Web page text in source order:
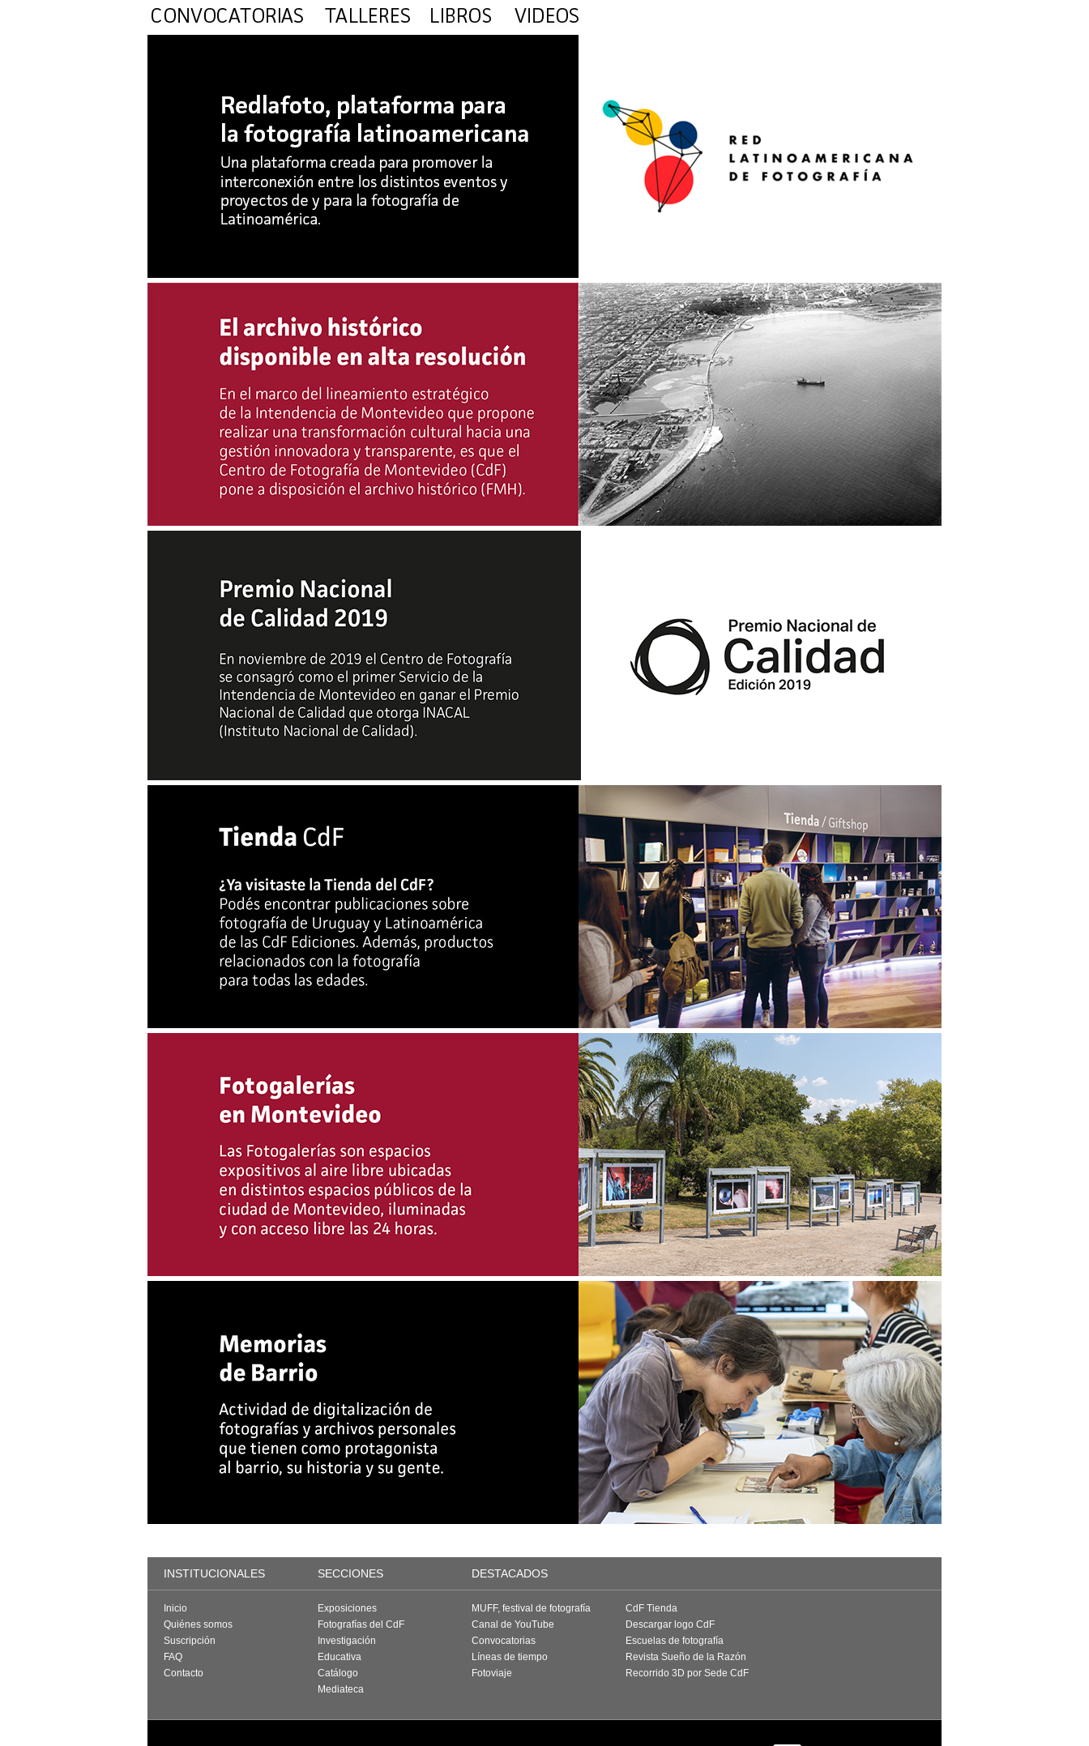
INSTITUCIONALES SECCIONES DESTACADOS
Inicio
Quiénes somos
Suscripción
FAQ
Contacto
Exposiciones
Fotografías del CdF
Investigación
Educativa
Catálogo
Mediateca
MUFF, festival de fotografía
Canal de YouTube
Convocatorias
Líneas de tiempo
Fotoviaje
CdF Tienda
Descargar logo CdF
Escuelas de fotografía
Revista Sueño de la Razón
Recorrido 3D por Sede CdF